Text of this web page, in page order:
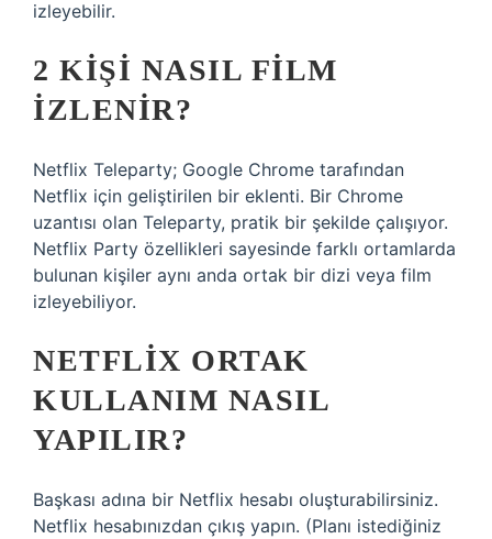
izleyebilir.
2 KIŞI NASIL FILM
IZLENIR?
Netflix Teleparty; Google Chrome tarafından
Netflix için geliştirilen bir eklenti. Bir Chrome
uzantısı olan Teleparty, pratik bir şekilde çalışıyor.
Netflix Party özellikleri sayesinde farklı ortamlarda
bulunan kişiler aynı anda ortak bir dizi veya film
izleyebiliyor.
NETFLIX ORTAK
KULLANIM NASIL
YAPILIR?
Başkası adına bir Netflix hesabı oluşturabilirsiniz.
Netflix hesabınızdan çıkış yapın. (Planı istediğiniz